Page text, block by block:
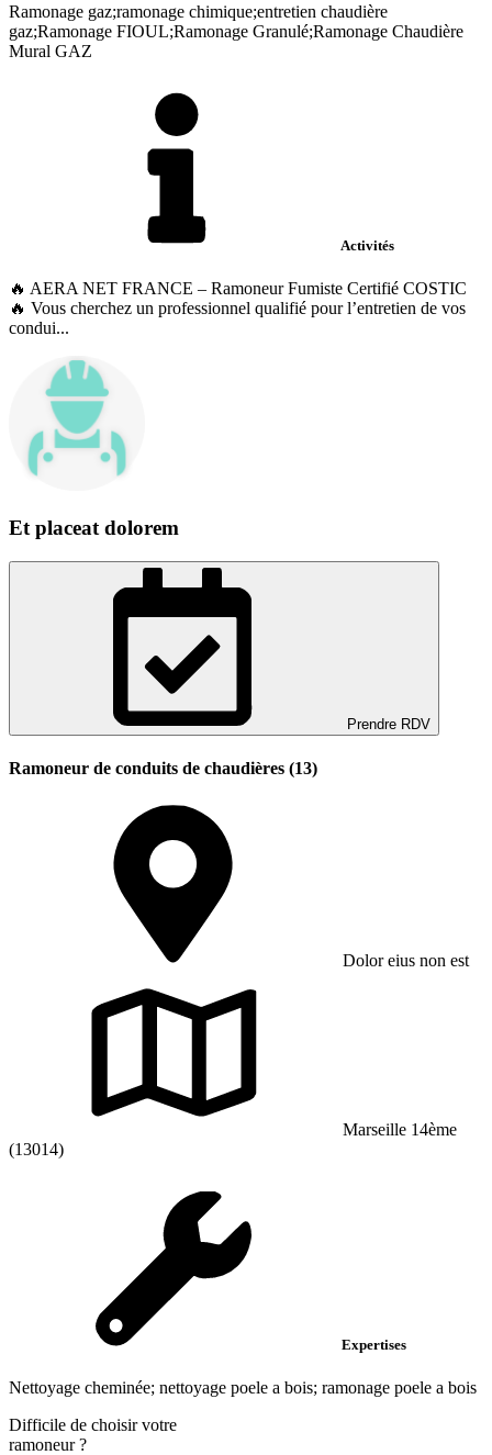
Ramonage gaz;ramonage chimique;entretien chaudière
gaz;Ramonage FIOUL;Ramonage Granulé;Ramonage Chaudière
Mural GAZ
Activités
🔥 AERA NET FRANCE – Ramoneur Fumiste Certifié COSTIC
🔥 Vous cherchez un professionnel qualifié pour l’entretien de vos
condui...
Et placeat dolorem
Prendre RDV
Ramoneur de conduits de chaudières (13)
Dolor eius non est
Marseille 14ème
(13014)
Expertises
Nettoyage cheminée; nettoyage poele a bois; ramonage poele a bois
Difficile de choisir votre
ramoneur?